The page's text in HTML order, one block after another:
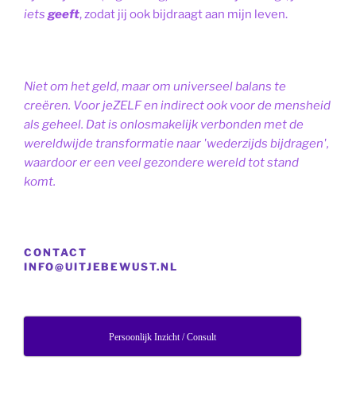
iets geeft, zodat jij ook bijdraagt aan mijn leven.
Niet om het geld, maar om universeel balans te
creëren. Voor jeZELF en indirect ook voor de mensheid
als geheel. Dat is onlosmakelijk verbonden met de
wereldwijde transformatie naar 'wederzijds bijdragen',
waardoor er een veel gezondere wereld tot stand
komt.
CONTACT
INFO@UITJEBEWUST.NL
Persoonlijk Inzicht / Consult